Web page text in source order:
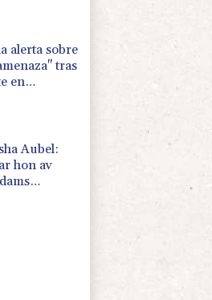
de
alerta sobre
tras
en
Aubel:
hon av